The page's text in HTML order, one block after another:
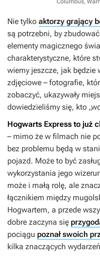
Columbus,
Nie tylko aktorzy grający
są potrzebni, by
elementy magicznego
charakterystyczne, które
wiemy jeszcze, jak będzie
zdjęciowe – fotografie,
zobaczyć, ukazywały
dowiedzieliśmy się, kto
Hogwarts Express to już
– mimo że w filmach nie
bez problemu będą w
pojazd. Może to być
wykorzystania jego
może i małą rolę, ale
łącznikiem między
Hogwartem, a przede
dobre zaczyna się
pociągu poznał swoich
kilka znaczących